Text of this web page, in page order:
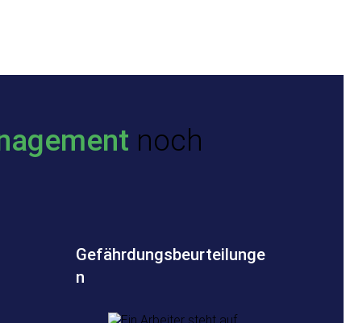
noch
Gefährdungsbeurteilunge
n